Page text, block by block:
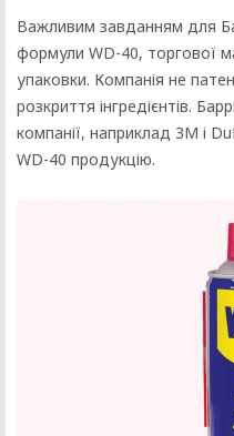
Важливим завданням для
формули WD-40, торгової
упаковки. Компанія не
розкриття інгредієнтів.
компанії, наприклад 3M і
WD-40 продукцію.